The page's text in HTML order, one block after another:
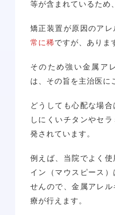
等が含まれているため、
矯正装置が原因のア
常に稀ですが、ありま
そのため強い金属ア
は、その旨を主治医に
どうしても心配な場
しにくいチタンやセ
発されています。
例えば、当院でよく
イン（マウスピース
せんので、金属アレ
療が行えます。